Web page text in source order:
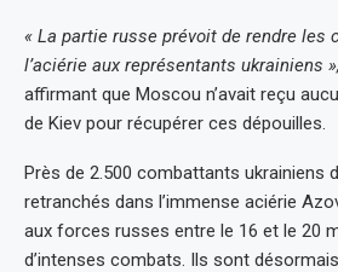
« La partie russe prévoit de rendre les
l’aciérie aux représentants ukrainiens »,
affirmant que Moscou n’avait reçu
de Kiev pour récupérer ces dépouilles.
Près de 2.500 combattants ukrainiens
retranchés dans l’immense aciérie
aux forces russes entre le 16 et le 20
d’intenses combats. Ils sont